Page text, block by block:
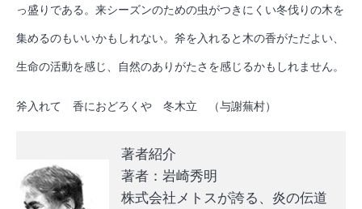
っ盛りである。来シーズンのための虫がつきにくい冬伐りの木を
集めるのもいいかもしれない。斧を入れると木の香がただよい、
生命の活動を感じ、自然のありがたさを感じるかもしれません。
斧入れて 香におどろくや 冬木立 （与謝蕪村）
著者紹介
著者：岩崎秀明
株式会社メトスが誇る、炎の伝道